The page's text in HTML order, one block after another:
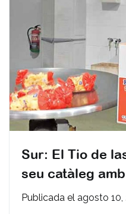
Sur: El Tio de
seu catàleg
Publicada el agosto 10,